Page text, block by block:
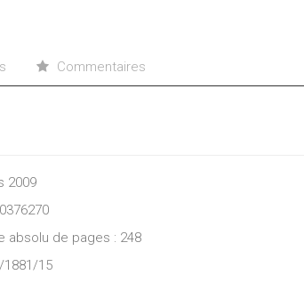
Commentaires
2009
absolu de pages : 248
1881/15